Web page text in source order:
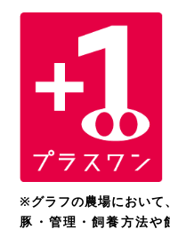
※グラフの農場において
豚・管理・飼養方法や